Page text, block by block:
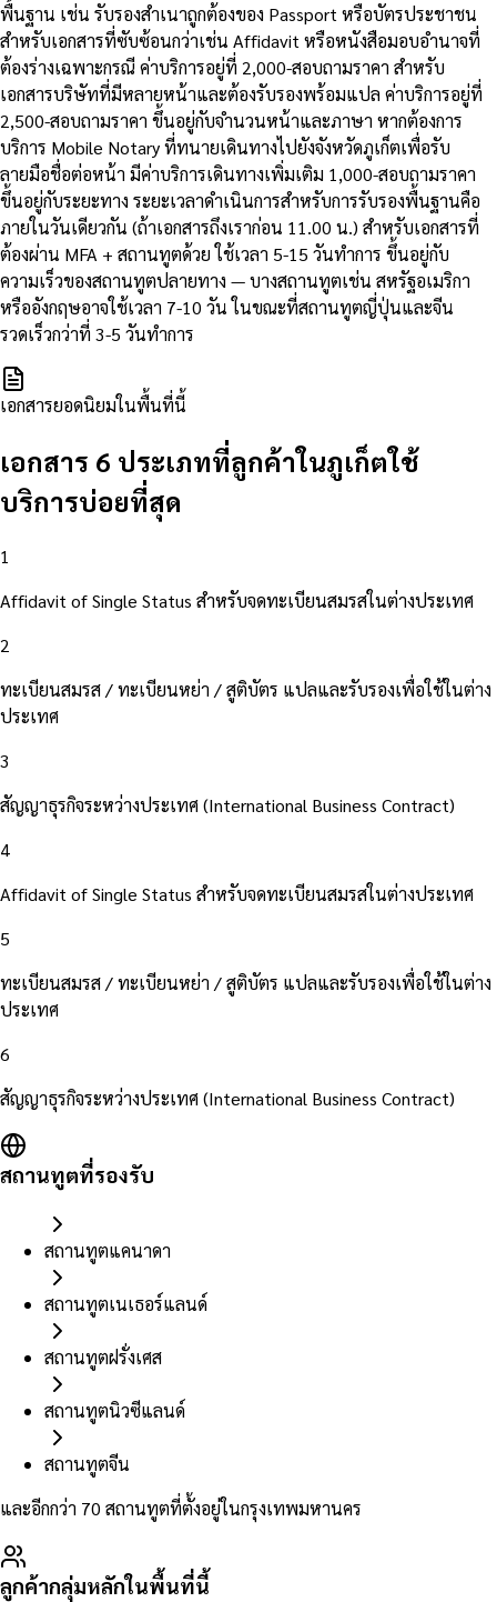
พื้นฐาน เช่น รับรองสำเนาถูกต้องของ Passport หรือบัตรประชาชน
สำหรับเอกสารที่ซับซ้อนกว่าเช่น Affidavit หรือหนังสือมอบอำนาจที่
ต้องร่างเฉพาะกรณี ค่าบริการอยู่ที่ 2,000-สอบถามราคา สำหรับ
เอกสารบริษัทที่มีหลายหน้าและต้องรับรองพร้อมแปล ค่าบริการอยู่ที่
2,500-สอบถามราคา ขึ้นอยู่กับจำนวนหน้าและภาษา หากต้องการ
บริการ Mobile Notary ที่ทนายเดินทางไปยังจังหวัดภูเก็ตเพื่อรับ
ลายมือชื่อต่อหน้า มีค่าบริการเดินทางเพิ่มเติม 1,000-สอบถามราคา
ขึ้นอยู่กับระยะทาง ระยะเวลาดำเนินการสำหรับการรับรองพื้นฐานคือ
ภายในวันเดียวกัน (ถ้าเอกสารถึงเราก่อน 11.00 น.) สำหรับเอกสารที่
ต้องผ่าน MFA + สถานทูตด้วย ใช้เวลา 5-15 วันทำการ ขึ้นอยู่กับ
ความเร็วของสถานทูตปลายทาง — บางสถานทูตเช่น สหรัฐอเมริกา
หรืออังกฤษอาจใช้เวลา 7-10 วัน ในขณะที่สถานทูตญี่ปุ่นและจีน
รวดเร็วกว่าที่ 3-5 วันทำการ
เอกสารยอดนิยมในพื้นที่นี้
เอกสาร 6 ประเภทที่ลูกค้าในภูเก็ตใช้
บริการบ่อยที่สุด
1
Affidavit of Single Status สำหรับจดทะเบียนสมรสในต่างประเทศ
2
ทะเบียนสมรส / ทะเบียนหย่า / สูติบัตร แปลและรับรองเพื่อใช้ในต่าง
ประเทศ
3
สัญญาธุรกิจระหว่างประเทศ (International Business Contract)
4
Affidavit of Single Status สำหรับจดทะเบียนสมรสในต่างประเทศ
5
ทะเบียนสมรส / ทะเบียนหย่า / สูติบัตร แปลและรับรองเพื่อใช้ในต่าง
ประเทศ
6
สัญญาธุรกิจระหว่างประเทศ (International Business Contract)
สถานทูตที่รองรับ
สถานทูตแคนาดา
สถานทูตเนเธอร์แลนด์
สถานทูตฝรั่งเศส
สถานทูตนิวซีแลนด์
สถานทูตจีน
และอีกกว่า 70 สถานทูตที่ตั้งอยู่ในกรุงเทพมหานคร
ลูกค้ากลุ่มหลักในพื้นที่นี้